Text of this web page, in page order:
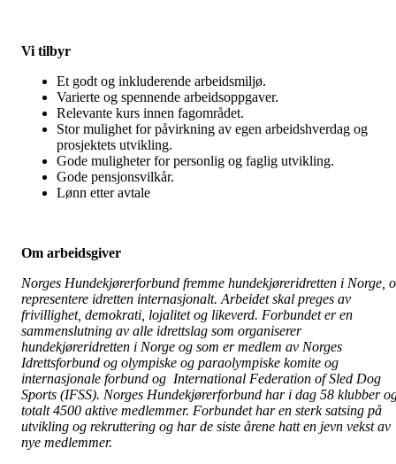
Vi tilbyr
Et godt og inkluderende arbeidsmiljø.
Varierte og spennende arbeidsoppgaver.
Relevante kurs innen fagområdet.
Stor mulighet for påvirkning av egen arbeidshverdag og
prosjektets utvikling.
Gode muligheter for personlig og faglig utvikling.
Gode pensjonsvilkår.
Lønn etter avtale
Om arbeidsgiver
Norges Hundekjørerforbund fremme hundekjøreridretten i Norge,
representere idretten internasjonalt. Arbeidet skal preges av
frivillighet, demokrati, lojalitet og likeverd. Forbundet er en
sammenslutning av alle idrettslag som organiserer
hundekjøreridretten i Norge og som er medlem av Norges
Idrettsforbund og olympiske og paraolympiske komite og
internasjonale forbund og International Federation of Sled Dog
Sports (IFSS). Norges Hundekjørerforbund har i dag 58 klubber
totalt 4500 aktive medlemmer. Forbundet har en sterk satsing på
utvikling og rekruttering og har de siste årene hatt en jevn vekst av
nye medlemmer.